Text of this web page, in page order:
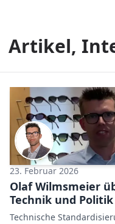
Artikel,
23. Februar 2026
Olaf Wilmsmeier
Technik und Politik
Technische